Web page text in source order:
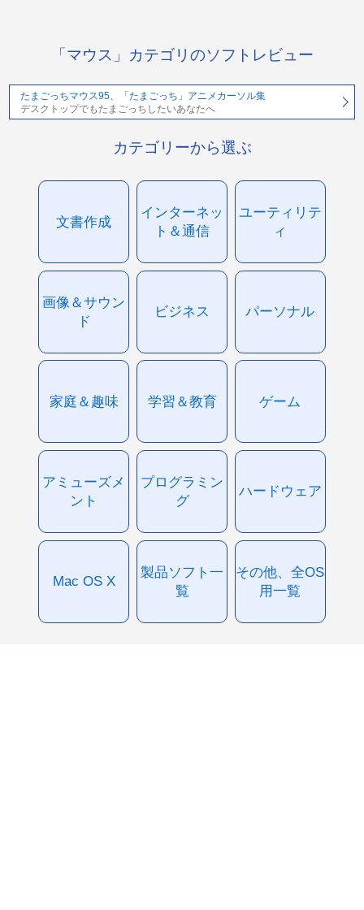
「マウス」カテゴリのソフトレビュー
たまごっちマウス95、「たまごっち」アニメカーソル集
デスクトップでもたまごっちしたいあなたへ
カテゴリーから選ぶ
文書作成
インターネッ
ト＆通信
ユーティリテ
ィ
画像＆サウン
ド
ビジネス パーソナル
家庭＆趣味 学習＆教育 ゲーム
アミューズメ
ント
プログラミン
グ
ハードウェア
Mac OS X
製品ソフト一
覧
その他、全OS
用一覧